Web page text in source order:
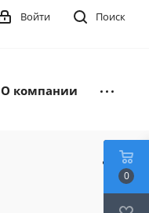
Поиск
Войти
О компании
0